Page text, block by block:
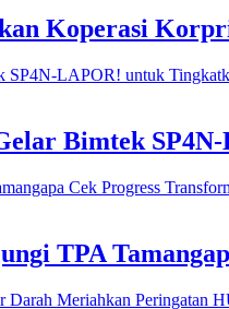
Koperasi
Bimtek
TPA